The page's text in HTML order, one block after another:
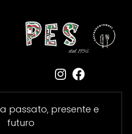
passato, presente e
futuro